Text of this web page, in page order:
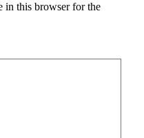
in this browser for the